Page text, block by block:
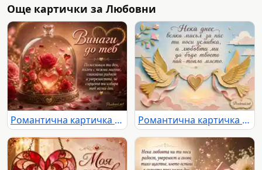
Още картички за Любовни
Романтична картичка „Винаги до теб“ с рози, сърца и нежно любовно послание Романтична картичка с две златни птици, сърце и нежен любовен надпис